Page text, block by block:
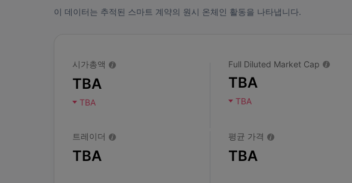
이 데이터는 추적된 스마트 계약의 원시 온체인 활동을 나타냅니다.
시가총액
TBA
TBA
Full Diluted Market Cap
TBA
TBA
트레이더
TBA
평균 가격
TBA